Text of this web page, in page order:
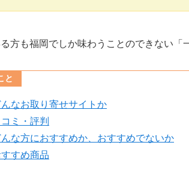
方も福岡でしか味わうことのできない「
と
んなお取り寄せサイトか
ミ・評判
んな方におすすめか、おすすめでないか
すすめ商品